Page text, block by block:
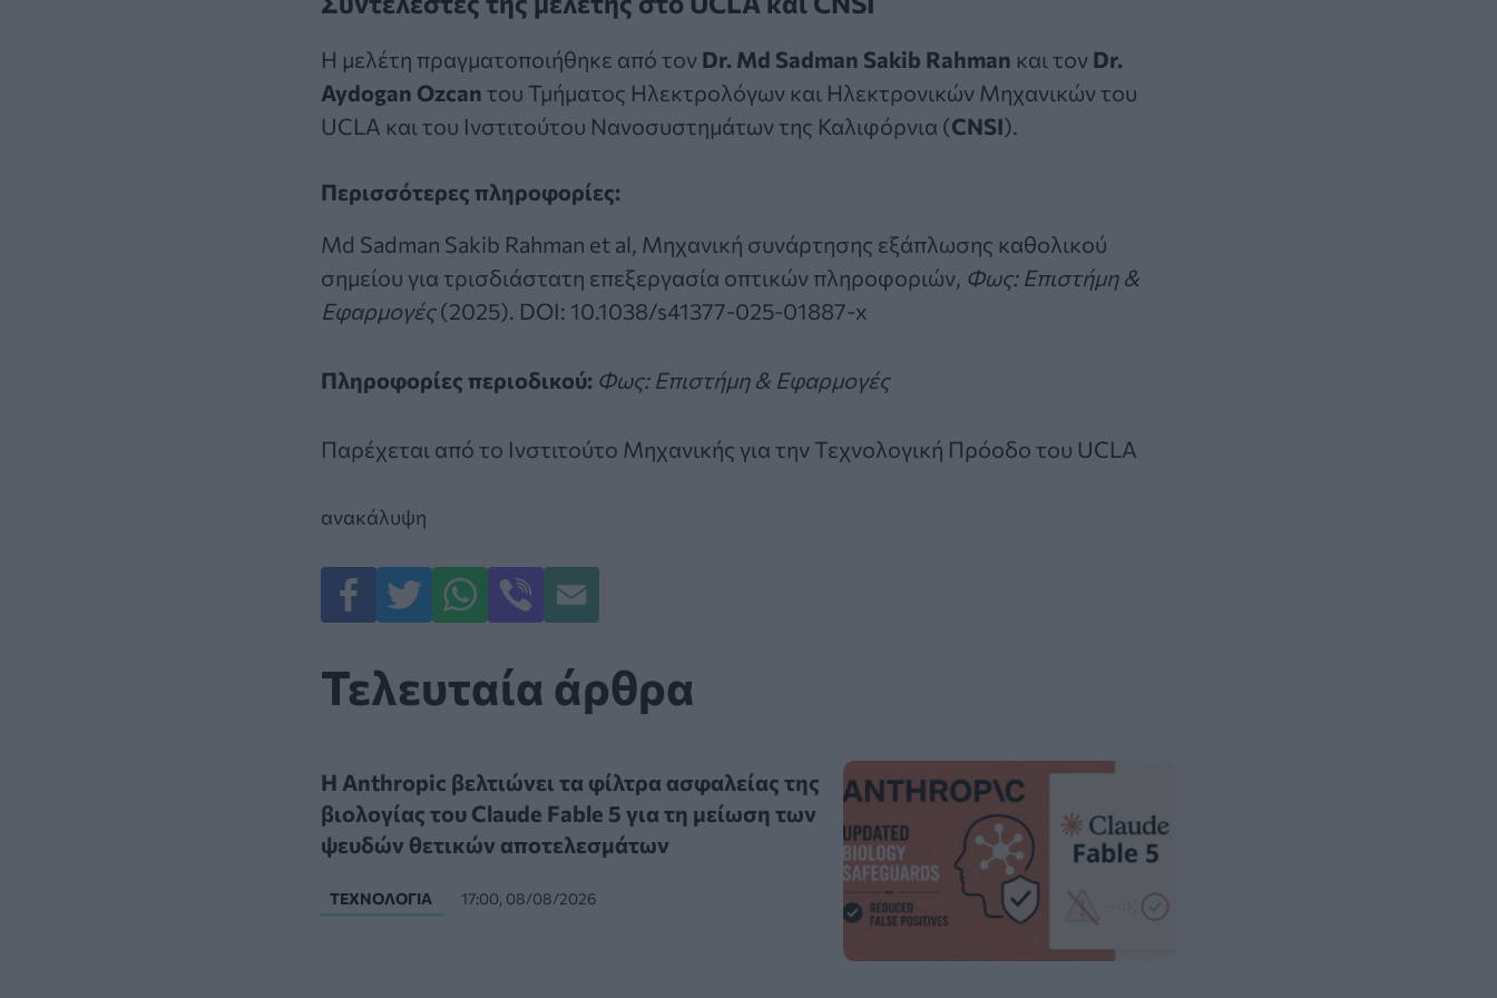
Η μελέτη πραγματοποιήθηκε από τον Dr. Md Sadman Sakib Rahman και τον Dr.
Aydogan Ozcan του Τμήματος Ηλεκτρολόγων και Ηλεκτρονικών Μηχανικών του
UCLA και του Ινστιτούτου Νανοσυστημάτων της Καλιφόρνια (CNSI).
Περισσότερες πληροφορίες:
Md Sadman Sakib Rahman et al, Μηχανική συνάρτησης εξάπλωσης καθολικού
σημείου για τρισδιάστατη επεξεργασία οπτικών πληροφοριών, Φως: Επιστήμη &
Εφαρμογές(2025). DOI: 10.1038/s41377-025-01887-x
Πληροφορίες περιοδικού: Φως: Επιστήμη & Εφαρμογές
Παρέχεται από το Ινστιτούτο Μηχανικής για την Τεχνολογική Πρόοδο του UCLA
ανακάλυψη
Τελευταία άρθρα
Η Anthropic βελτιώνει τα φίλτρα ασφαλείας της
βιολογίας του Claude Fable 5 για τη μείωση των
ψευδών θετικών αποτελεσμάτων
ΤΕΧΝΟΛΟΓΊΑ 17:00, 08/08/2026